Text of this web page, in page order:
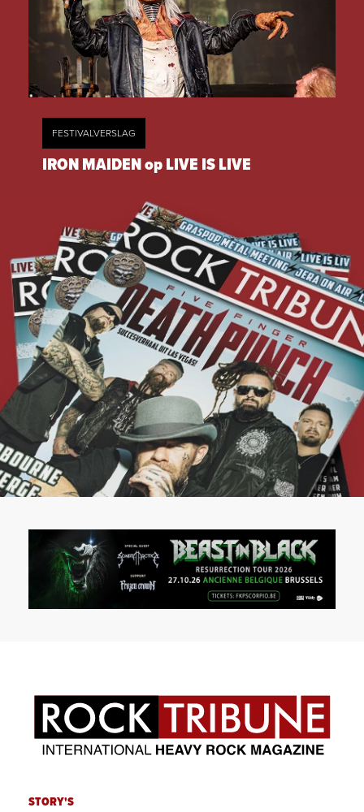
FESTIVALVERSLAG
IRON MAIDEN op LIVE IS LIVE
STORY'S